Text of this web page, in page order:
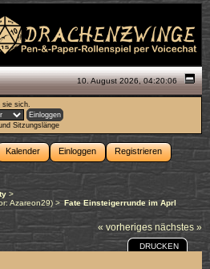
10. August 2026, 04:20:06
sie sich.
Sitzungslänge
Kalender Einloggen Registrieren
>
Azareon29) > Fate Einsteigerrunde im Aprl
« vorheriges nächstes »
DRUCKEN